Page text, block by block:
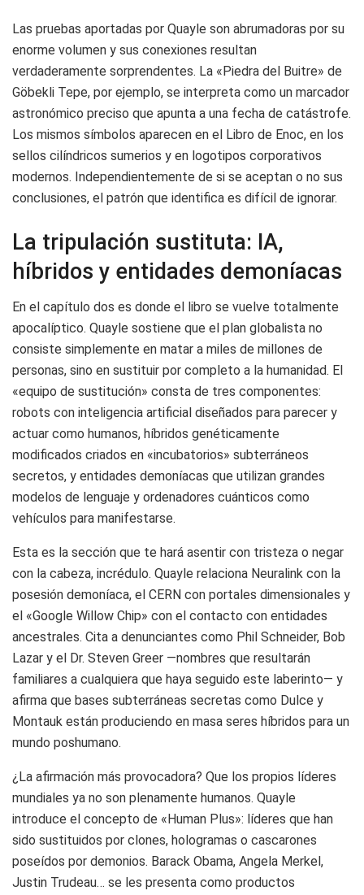
Las pruebas aportadas por Quayle son abrumadoras por su
enorme volumen y sus conexiones resultan
verdaderamente sorprendentes. La «Piedra del Buitre» de
Göbekli Tepe, por ejemplo, se interpreta como un marcador
astronómico preciso que apunta a una fecha de catástrofe.
Los mismos símbolos aparecen en el Libro de Enoc, en los
sellos cilíndricos sumerios y en logotipos corporativos
modernos. Independientemente de si se aceptan o no sus
conclusiones, el patrón que identifica es difícil de ignorar.
La tripulación sustituta: IA,
híbridos y entidades demoníacas
En el capítulo dos es donde el libro se vuelve totalmente
apocalíptico. Quayle sostiene que el plan globalista no
consiste simplemente en matar a miles de millones de
personas, sino en sustituir por completo a la humanidad. El
«equipo de sustitución» consta de tres componentes:
robots con inteligencia artificial diseñados para parecer y
actuar como humanos, híbridos genéticamente
modificados criados en «incubatorios» subterráneos
secretos, y entidades demoníacas que utilizan grandes
modelos de lenguaje y ordenadores cuánticos como
vehículos para manifestarse.
Esta es la sección que te hará asentir con tristeza o negar
con la cabeza, incrédulo. Quayle relaciona Neuralink con la
posesión demoníaca, el CERN con portales dimensionales y
el «Google Willow Chip» con el contacto con entidades
ancestrales. Cita a denunciantes como Phil Schneider, Bob
Lazar y el Dr. Steven Greer —nombres que resultarán
familiares a cualquiera que haya seguido este laberinto— y
afirma que bases subterráneas secretas como Dulce y
Montauk están produciendo en masa seres híbridos para un
mundo poshumano.
¿La afirmación más provocadora? Que los propios líderes
mundiales ya no son plenamente humanos. Quayle
introduce el concepto de «Human Plus»: líderes que han
sido sustituidos por clones, hologramas o cascarones
poseídos por demonios. Barack Obama, Angela Merkel,
Justin Trudeau… se les presenta como productos